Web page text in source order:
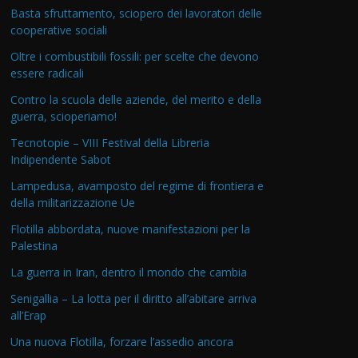
Basta sfruttamento, sciopero dei lavoratori delle
cooperative sociali
Oltre i combustibili fossili: per scelte che devono
essere radicali
Contro la scuola delle aziende, del merito e della
guerra, scioperiamo!
Tecnotopie – VIII Festival della Libreria
Indipendente Sabot
Lampedusa, avamposto del regime di frontiera e
della militarizzazione Ue
Flotilla abbordata, nuove manifestazioni per la
Palestina
La guerra in Iran, dentro il mondo che cambia
Senigallia – La lotta per il diritto all’abitare arriva
all’Erap
Una nuova Flotilla, forzare l’assedio ancora